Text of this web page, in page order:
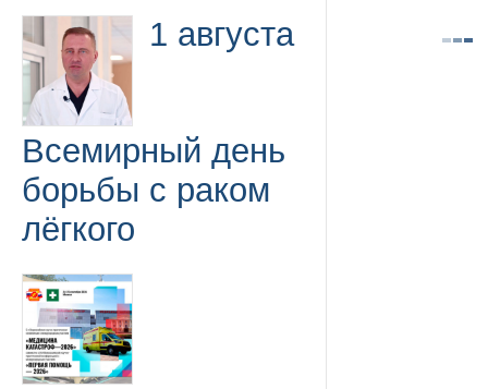
1 августа
Всемирный день
борьбы с раком
лёгкого